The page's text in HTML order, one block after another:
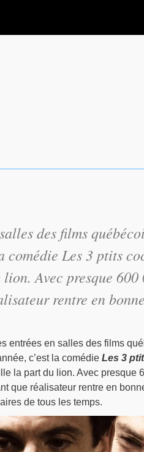
des films
comédie Les 3 ptits
Avec presque 600
rentre en
entrées en salles des films
c’est la comédie Les 3
la part du lion. Avec presque
que réalisateur rentre en
de tous les temps.